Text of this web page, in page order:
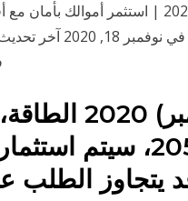
أفضل استثمار للمال في السعودية 2020 |